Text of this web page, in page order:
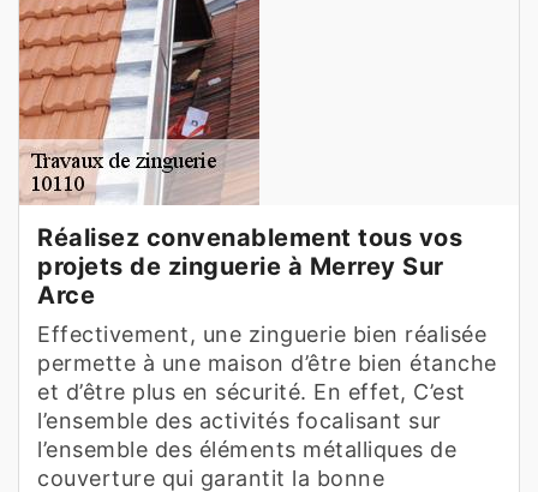
Réalisez convenablement tous vos
projets de zinguerie à Merrey Sur
Arce
Effectivement, une zinguerie bien réalisée
permette à une maison d’être bien étanche
et d’être plus en sécurité. En effet, C’est
l’ensemble des activités focalisant sur
l’ensemble des éléments métalliques de
couverture qui garantit la bonne